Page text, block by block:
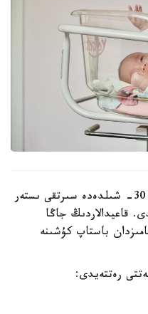
اتالعان وزگەرىستەر 2026 -جىلعى 30- شىلدەدە سىرتقى ىستەر
قاعيدالاردىڭ جاڭا
2026 -جىلعى 17 -تامىزدان باستاپ كۇشىنە
رەتتەيدى: